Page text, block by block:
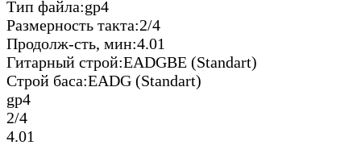
Тип файла:gp4
Размерность такта:2/4
Продолж-сть, мин:4.01
Гитарный строй:EADGBE (Standart)
Строй баса:EADG (Standart)
gp4
2/4
4.01